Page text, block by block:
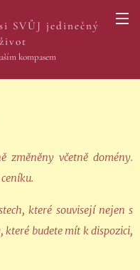
SVŮJ jedinečný
kompasem
změněny včetně domény.
které souvisejí nejen s
které budete mít k dispozici,